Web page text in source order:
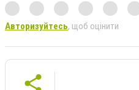
Авторизуйтесь, щоб оцінити